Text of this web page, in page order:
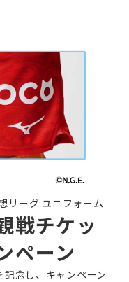
リーグ ユニフォーム
戦チケッ
ペーン
念し、キャンペーン